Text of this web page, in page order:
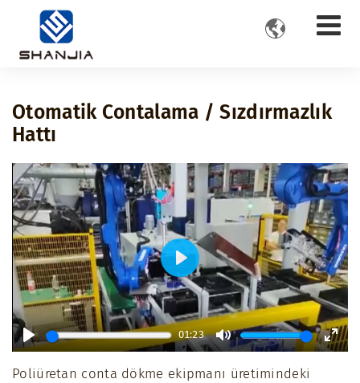

Otomatik Contalama / Sızdırmazlık
Hattı
Play
01:23
Mute
Play
Poliüretan conta dökme ekipmanı üretimindeki